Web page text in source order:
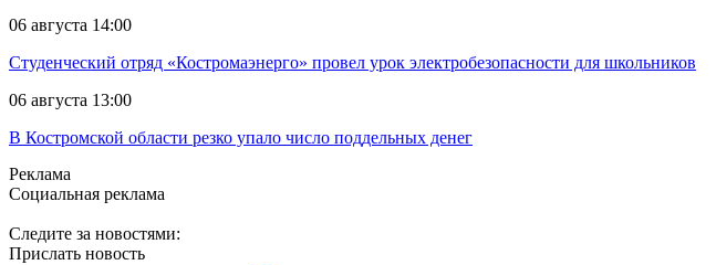
06 августа 14:00
Студенческий отряд «Костромаэнерго» провел урок электробезопасности для школьников
06 августа 13:00
В Костромской области резко упало число поддельных денег
Реклама
Социальная реклама
Следите за новостями:
Прислать новость